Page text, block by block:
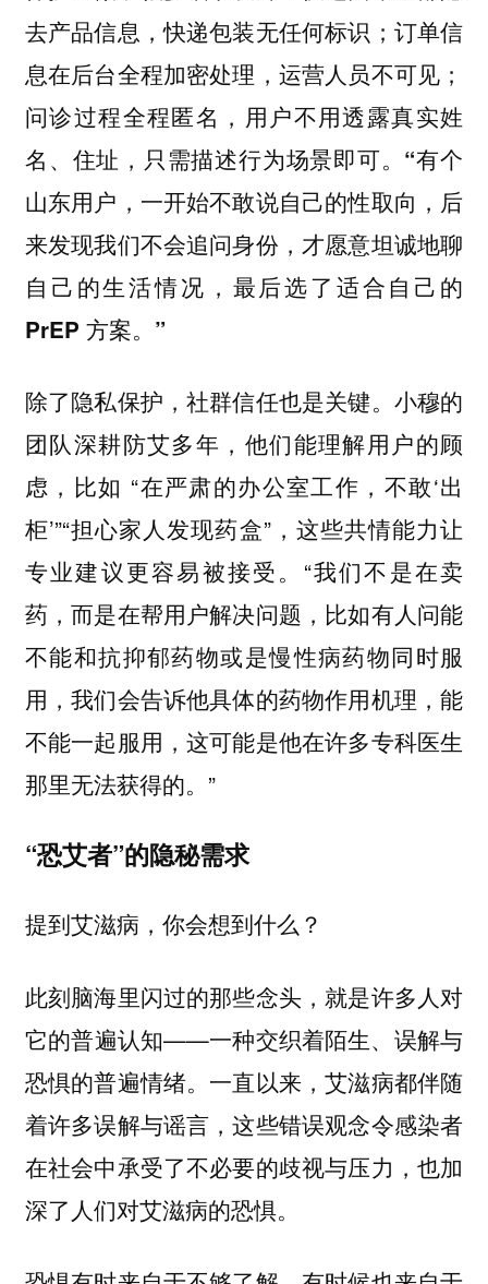
去产品信息，快递包装无任何标识；订单信
息在后台全程加密处理，运营人员不可见；
问诊过程全程匿名，用户不用透露真实姓
名、住址，只需描述行为场景即可。 “有个
山东用户，一开始不敢说自己的性取向，后
来发现我们不会追问身份，才愿意坦诚地聊
自己的生活情况，最后选了适合自己的
PrEP 方案。”
除了隐私保护，社群信任也是关键。小穆的
团队深耕防艾多年，他们能理解用户的顾
虑，比如 “在严肃的办公室工作，不敢‘出
柜’”“担心家人发现药盒”，这些共情能力让
专业建议更容易被接受。“我们不是在卖
药，而是在帮用户解决问题，比如有人问能
不能和抗抑郁药物或是慢性病药物同时服
用，我们会告诉他具体的药物作用机理，能
不能一起服用，这可能是他在许多专科医生
那里无法获得的。”
“恐艾者”的隐秘需求
提到艾滋病，你会想到什么？
此刻脑海里闪过的那些念头，就是许多人对
它的普遍认知——一种交织着陌生、误解与
恐惧的普遍情绪。一直以来，艾滋病都伴随
着许多误解与谣言，这些错误观念令感染者
在社会中承受了不必要的歧视与压力，也加
深了人们对艾滋病的恐惧。